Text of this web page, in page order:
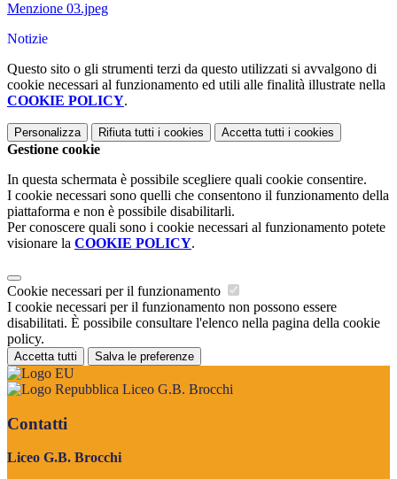
Menzione 03.jpeg
Notizie
Questo sito o gli strumenti terzi da questo utilizzati si avvalgono di
cookie necessari al funzionamento ed utili alle finalità illustrate nella
COOKIE POLICY.
Personalizza Rifiuta tutti i cookies Accetta tutti i cookies
Gestione cookie
In questa schermata è possibile scegliere quali cookie consentire.
I cookie necessari sono quelli che consentono il funzionamento della
piattaforma e non è possibile disabilitarli.
Per conoscere quali sono i cookie necessari al funzionamento potete
visionare la COOKIE POLICY.
Cookie necessari per il funzionamento
I cookie necessari per il funzionamento non possono essere
disabilitati. È possibile consultare l'elenco nella pagina della cookie
policy.
Accetta tutti Salva le preferenze
Liceo G.B. Brocchi
Contatti
Liceo G.B. Brocchi